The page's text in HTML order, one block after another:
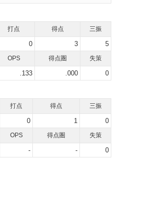
打点 得点 三振
0 3 5
OPS 得点圏 失策
.133 .000 0
打点 得点 三振
0 1 0
OPS 得点圏 失策
- - 0